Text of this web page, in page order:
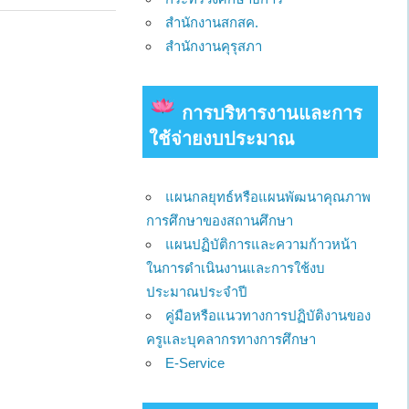
สำนักงานสกสค.
สำนักงานคุรุสภา
การบริหารงานและการ
ใช้จ่ายงบประมาณ
แผนกลยุทธ์หรือแผนพัฒนาคุณภาพ
การศึกษาของสถานศึกษา
แผนปฏิบัติการและความก้าวหน้า
ในการดำเนินงานและการใช้งบ
ประมาณประจำปี
คู่มือหรือแนวทางการปฏิบัติงานของ
ครูและบุคลากรทางการศึกษา
E-Service